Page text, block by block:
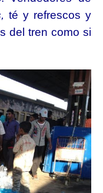
té y refrescos y
del tren como si